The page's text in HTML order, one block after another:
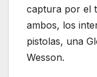
captura por el
ambos, los
pistolas, una
Wesson.